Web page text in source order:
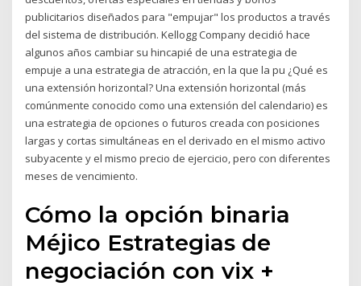
publicitarios diseñados para "empujar" los productos a través
del sistema de distribución. Kellogg Company decidió hace
algunos años cambiar su hincapié de una estrategia de
empuje a una estrategia de atracción, en la que la pu­ ¿Qué es
una extensión horizontal? Una extensión horizontal (más
comúnmente conocido como una extensión del calendario) es
una estrategia de opciones o futuros creada con posiciones
largas y cortas simultáneas en el derivado en el mismo activo
subyacente y el mismo precio de ejercicio, pero con diferentes
meses de vencimiento.
Cómo la opción binaria
Méjico Estrategias de
negociación con vix +